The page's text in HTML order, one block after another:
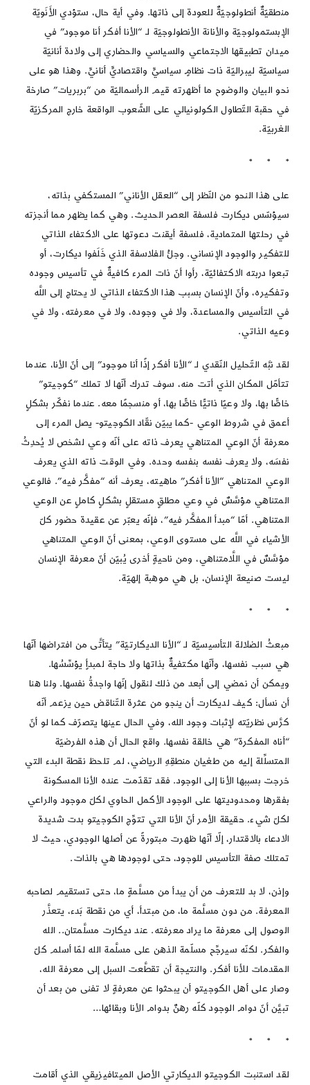
منطقيّةٌ أنطولوجيّةٌ للعودة إلى ذاتها. وفي أية حال، ستؤدي الأَنَويّة
الإبستمولوجيّة والأنانة الأنطولوجيّة لـ “الأنا أفكر أنا موجود” في
ميدان تطبيقها الاجتماعي والسياسي والحضاري إلى ولادة أنانيّة
سياسيّة ليبراليّة ذات نظامٍ سياسيٍّ واقتصاديٍّ أنانيٍّ. وهذا هو على
نحو البيان والوضوح ما أظهرته قيم الرأسماليّة من “بربريات” صارخة
في حقبة التّطاول الكولونيالي على الشّعوب الواقعة خارج المركزيّة
الغربيّة.
* * *
على هذا النحو من النّظر إلى “العقل الأناني” المستكفي بذاته،
سيؤسّس ديكارت فلسفة العصر الحديث. وهي كما يظهر مما أنجزته
في رحلتها المتمادية، فلسفة أيقنت دعوتها على الاكتفاء الذاتي
للتفكير والوجود الإنساني. وجلُّ الفلاسفة الذي خَلَفوا ديكارت، أو
تبعوا دربته الاكتفائيّة، رأوا أنّ ذات المرء كافيةٌ في تأسيس وجوده
وتفكيره، وأنّ الإنسان بسبب هذا الاكتفاء الذاتي لا يحتاج إلى اللَّه
في التأسيس والمساعدة، ولا في وجوده، ولا في معرفته، ولا في
وعيه الذاتي.
لقد نبَّه التّحليل النّقدي لـ “الأنا أفكر إذًا أنا موجود” إلى أنّ الأنا، عندما
تتأمّل المكان الذي أتت منه، سوف تدرك أنّها لا تملك “كوجيتو”
خاصًّا بها، ولا وعيًا ذاتيًّا خاصًّا بها، أو منسجمًا معه. عندما نفكّر بشكلٍ
أعمق في شروط الوعي -كما يبيّن نقّاد الكوجيتو- يصل المرء إلى
معرفة أنّ الوعي المتناهي يعرف ذاته على أنّه وعي لشخص لا يُحدِثُ
نفسَه، ولا يعرف نفسه بنفسه وحده. وفي الوقت ذاته الذي يعرف
الوعي المتناهي “الأنا أفكر” ماهيته، يعرف أنه “مفكَّر فيه”. فالوعي
المتناهي مؤسَّسٌ في وعي مطلقٍ مستقلٍ بشكلٍ كاملٍ عن الوعي
المتناهي. أمّا “مبدأ المفكَّر فيه”، فإنّه يعبّر عن عقيدة حضور كلّ
الأشياء في اللَّه على مستوى الوعي، بمعنى أنّ الوعي المتناهي
مؤسَّسٌ في اللَّامتناهي، ومن ناحيةٍ أخرى يُبيّن أنّ معرفة الإنسان
ليست صنيعة الإنسان، بل هي موهبة إلهيّة.
* * *
مبعثُ الضلالة التأسيسيّة لـ “الأنا الديكارتيّة” يتأتَّى من افتراضها أنّها
هي سبب نفسها، وأنّها مكتفيةٌ بذاتها ولا حاجة لمبدأٍ يؤسِّسُها.
ويمكن أن نمضي إلى أبعد من ذلك لنقول إنّها واجدةُ نفسها. ولنا هنا
أن نسأل: كيف لديكارت أن ينجو من عثرة التّناقض حين يزعم أنّه
كرَّس نظريّته لإثبات وجود الله، وفي الحال عينها يتصرّف كما لو أنّ
“أناه المفكرة” هي خالقة نفسها. واقع الحال أن هذه الفرضيّة
المتسلِّلة إليه من طغيان منطقِهِ الرياضي، لم تلحظ نقطة البدء التي
خرجت بسببها الأنا إلى الوجود. فقد تقدّمت عنده الأنا المسكونة
بفقرها ومحدوديتها على الوجود الأكمل الحاوي لكلّ موجود والراعي
لكلّ شيء. حقيقة الأمر أنّ الأنا التي تتوِّج الكوجيتو بدت شديدة
الادعاء بالاقتدار، إلّا أنّها ظهرت مبتورةً عن أصلها الوجودي، حيث لا
تمتلك صفة التأسيس للوجود، حتى لوجودها هي بالذات.
وإذن، لا بد للتعرف من أن يبدأ من مسلَّمةٍ ما، حتى تستقيم لصاحبه
المعرفة. من دون مسلَّمة ما، من مبتدأ، أي من نقطة بَدء، يتعذَّر
الوصول إلى معرفة ما يراد معرفته. عند ديكارت مسلَّمتان.. الله
والفكر. لكنّه سيرجِّح مسلّمة الذهن على مسلَّمة الله لمّا أسلم كلّ
المقدمات للأنا أفكر. والنتيجة أن تقطَّعت السبل إلى معرفة الله،
وصار على أهل الكوجيتو أن يبحثوا عن معرفةٍ لا تفنى من بعد أن
تبيَّن أنّ دوام الوجود كلّه رهنٌ بدوام الأنا وبقائها…
* * *
لقد استنبت الكوجيتو الديكارتي الأصل الميتافيزيقي الذي أقامت